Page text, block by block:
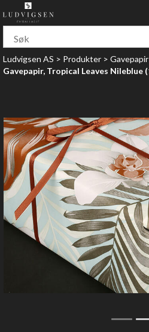
Ludvigsen AS>Produkter>Gavepapir
Gavepapir, Tropical Leaves Nileblue